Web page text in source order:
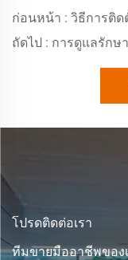
ก่อนหน้า : วิธีการติด
ถัดไป : การดูแลรักษ
โปรดติดต่อเรา
ทีมขายมืออาชีพของ